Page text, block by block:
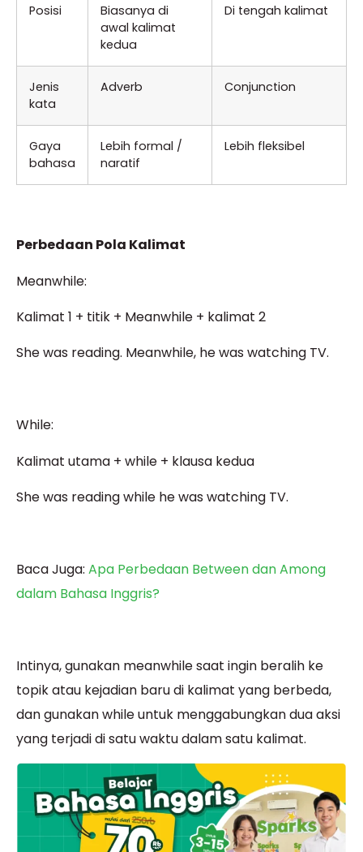
Posisi
Biasanya di
awal kalimat
kedua
Di tengah kalimat
Jenis
kata
Adverb Conjunction
Gaya
bahasa
Lebih formal /
naratif
Lebih fleksibel
Perbedaan Pola Kalimat
Meanwhile:
Kalimat 1 + titik + Meanwhile + kalimat 2
She was reading. Meanwhile, he was watching TV.
While:
Kalimat utama + while + klausa kedua
She was reading while he was watching TV.
Baca Juga: Apa Perbedaan Between dan Among
dalam Bahasa Inggris?
Intinya, gunakan meanwhile saat ingin beralih ke
topik atau kejadian baru di kalimat yang berbeda,
dan gunakan while untuk menggabungkan dua aksi
yang terjadi di satu waktu dalam satu kalimat.